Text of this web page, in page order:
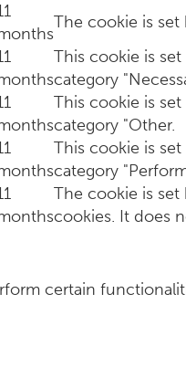
The cookie is
This cookie is
category
This cookie is
category "Other.
This cookie is
category
The cookie is
cookies. It does
certain